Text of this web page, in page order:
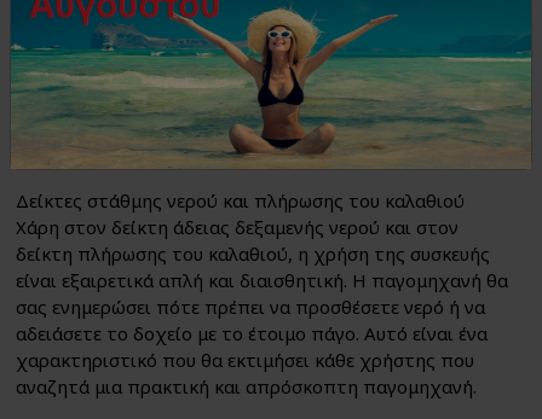
Αυτόματο καθαρισμός
Η οικιακή παγομηχανή Teesa EASY ICE είναι εξοπλισμένη
με λειτουργία αυτόματου καθαρισμού. Χάρη σε αυτό, η
διατήρησή της σε καθαρή κατάσταση είναι εύκολη και
γρήγορη, γεγονός που επηρεάζει την ασφάλεια χρήσης
και τη μεγαλύτερη διάρκεια ζωής της συσκευής.
Δείκτες στάθμης νερού και πλήρωσης του καλαθιού
Χάρη στον δείκτη άδειας δεξαμενής νερού και στον
δείκτη πλήρωσης του καλαθιού, η χρήση της συσκευής
είναι εξαιρετικά απλή και διαισθητική. Η παγομηχανή θα
σας ενημερώσει πότε πρέπει να προσθέσετε νερό ή να
αδειάσετε το δοχείο με το έτοιμο πάγο. Αυτό είναι ένα
χαρακτηριστικό που θα εκτιμήσει κάθε χρήστης που
αναζητά μια πρακτική και απρόσκοπτη παγομηχανή.